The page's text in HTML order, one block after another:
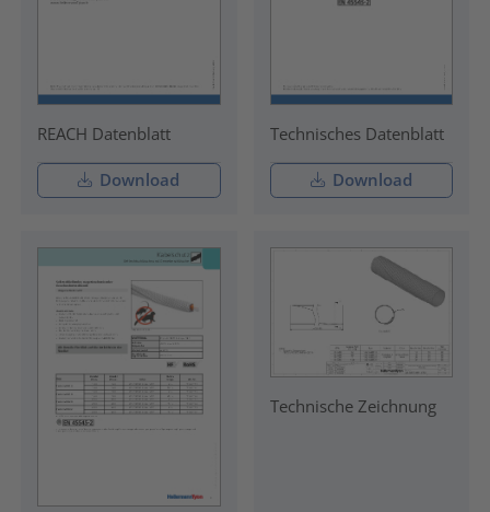
REACH Datenblatt
Download
Technisches Datenblatt
Download
Technische Zeichnung